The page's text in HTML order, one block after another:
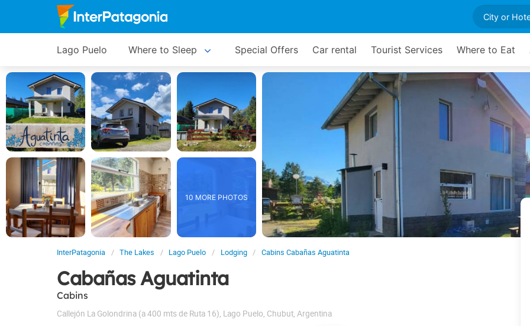
Lago Puelo Where to Sleep Special Offers Car rental Tourist Services Where to Eat
10 MORE PHOTOS
InterPatagonia The Lakes Lago Puelo Lodging Cabins Cabañas Aguatinta
Cabañas Aguatinta
Cabins
Callejón La Golondrina (a 400 mts de Ruta 16), Lago Puelo, Chubut, Argentina